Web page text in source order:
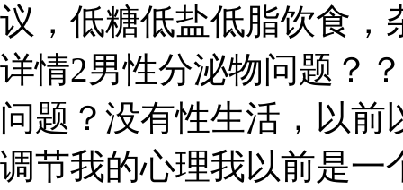
议，低糖低盐低脂饮食，
详情2男性分泌物问题？
问题？没有性生活，以前
调节我的心理我以前是一